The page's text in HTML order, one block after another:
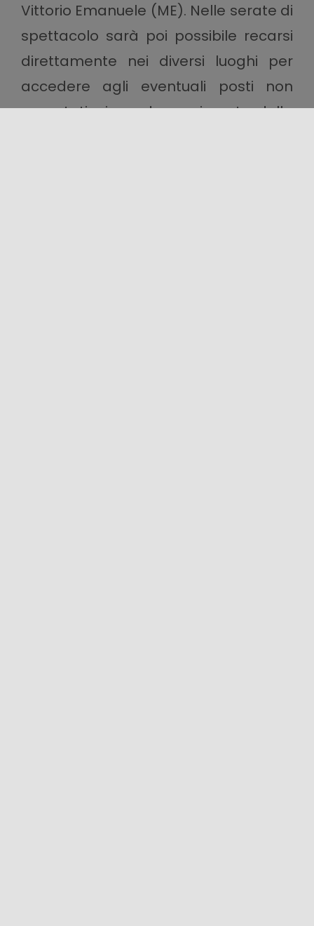
Vittorio Emanuele (ME). Nelle serate di
spettacolo sarà poi possibile recarsi
direttamente nei diversi luoghi per
accedere agli eventuali posti non
prenotati, sino ad esaurimento della